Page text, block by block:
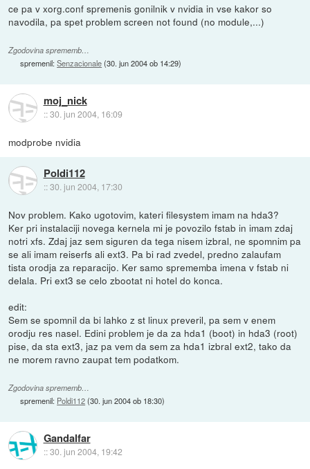
ce pa v xorg.conf spremenis gonilnik v nvidia in vse kakor so
navodila, pa spet problem screen not found (no module,...)
Zgodovina sprememb…
spremenil:Senzacionale(30. jun 2004 ob 14:29)
moj_nick
::30. jun 2004, 16:09
modprobe nvidia
Poldi112
::30. jun 2004, 17:30
Nov problem. Kako ugotovim, kateri filesystem imam na hda3?
Ker pri instalaciji novega kernela mi je povozilo fstab in imam zdaj
notri xfs. Zdaj jaz sem siguren da tega nisem izbral, ne spomnim pa
se ali imam reiserfs ali ext3. Pa bi rad zvedel, predno zalaufam
tista orodja za reparacijo. Ker samo sprememba imena v fstab ni
delala. Pri ext3 se celo zbootat ni hotel do konca.
edit:
Sem se spomnil da bi lahko z st linux preveril, pa sem v enem
orodju res nasel. Edini problem je da za hda1 (boot) in hda3 (root)
pise, da sta ext3, jaz pa vem da sem za hda1 izbral ext2, tako da
ne morem ravno zaupat tem podatkom.
Zgodovina sprememb…
spremenil: Poldi112(30. jun 2004 ob 18:30)
Gandalfar
::30. jun 2004, 19:42